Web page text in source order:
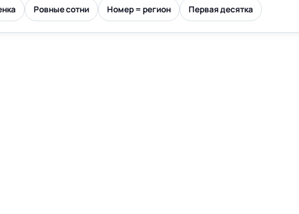
Ровные сотни Номер = регион Первая десятка